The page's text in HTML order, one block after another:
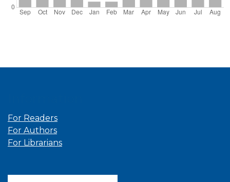
For Readers
For Authors
For Librarians